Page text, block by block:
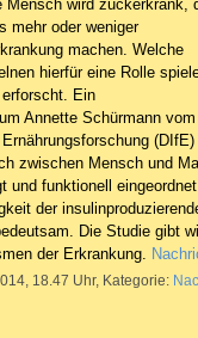
Mensch wird zuckerkrank,
mehr oder weniger
machen. Welche
hierfür eine Rolle
Ein
Annette Schürmann vom
(DIfE)
zwischen Mensch und
und funktionell
der
Die Studie gibt
der Erkrankung.
18.47 Uhr, Kategorie: